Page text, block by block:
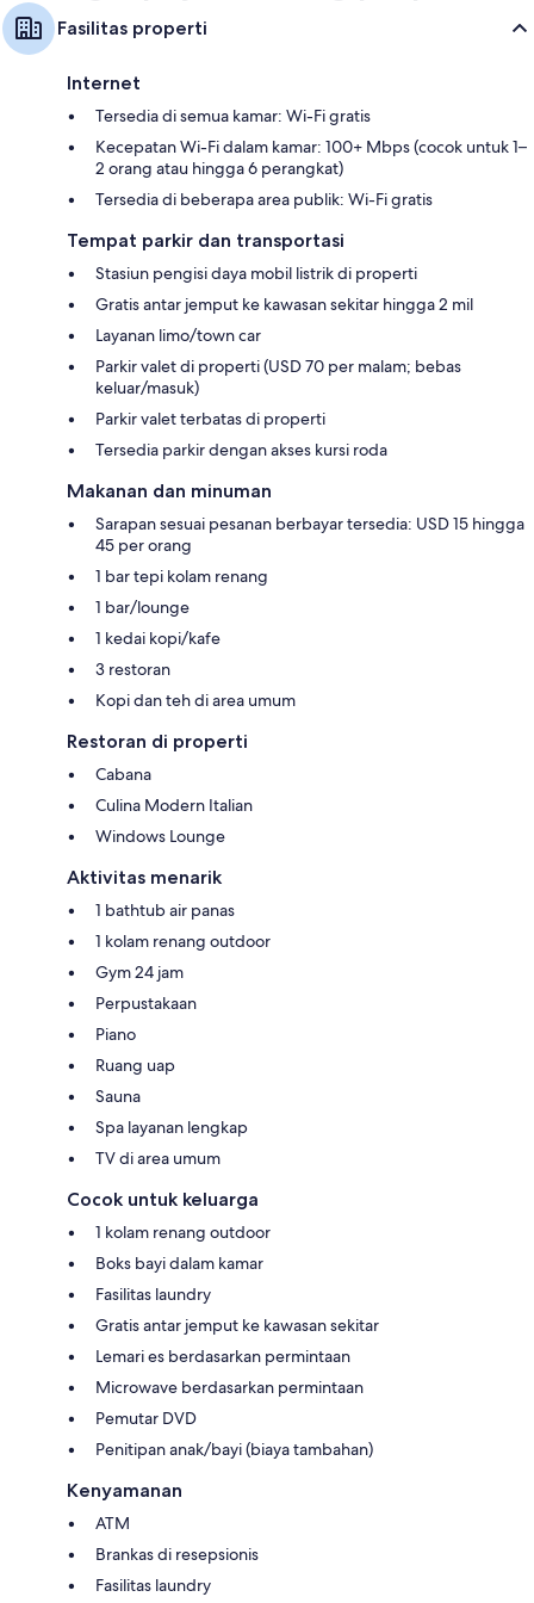
Fasilitas properti
Internet
Tersedia di semua kamar: Wi-Fi gratis
Kecepatan Wi-Fi dalam kamar: 100+ Mbps (cocok untuk 1–
2 orang atau hingga 6 perangkat)
Tersedia di beberapa area publik: Wi-Fi gratis
Tempat parkir dan transportasi
Stasiun pengisi daya mobil listrik di properti
Gratis antar jemput ke kawasan sekitar hingga 2 mil
Layanan limo/town car
Parkir valet di properti (USD 70 per malam; bebas
keluar/masuk)
Parkir valet terbatas di properti
Tersedia parkir dengan akses kursi roda
Makanan dan minuman
Sarapan sesuai pesanan berbayar tersedia: USD 15 hingga
45 per orang
1 bar tepi kolam renang
1 bar/lounge
1 kedai kopi/kafe
3 restoran
Kopi dan teh di area umum
Restoran di properti
Cabana
Culina Modern Italian
Windows Lounge
Aktivitas menarik
1 bathtub air panas
1 kolam renang outdoor
Gym 24 jam
Perpustakaan
Piano
Ruang uap
Sauna
Spa layanan lengkap
TV di area umum
Cocok untuk keluarga
1 kolam renang outdoor
Boks bayi dalam kamar
Fasilitas laundry
Gratis antar jemput ke kawasan sekitar
Lemari es berdasarkan permintaan
Microwave berdasarkan permintaan
Pemutar DVD
Penitipan anak/bayi (biaya tambahan)
Kenyamanan
ATM
Brankas di resepsionis
Fasilitas laundry